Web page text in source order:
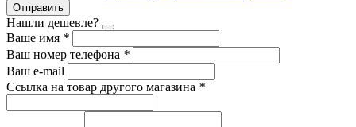
Отправить
Нашли дешевле?
Ваше имя *
Ваш номер телефона *
Ваш e-mail
Ссылка на товар другого магазина *